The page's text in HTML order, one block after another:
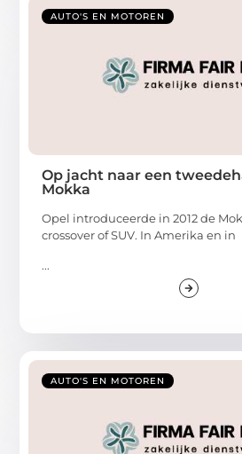
AUTO'S EN MOTOREN
Op jacht naar een
Mokka
Opel introduceerde in 2012 de
crossover of SUV. In Amerika en in
...
AUTO'S EN MOTOREN